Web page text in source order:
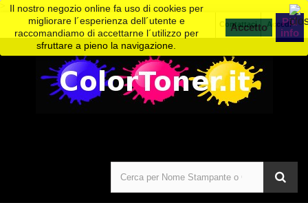
Accedi
Contattaci
Il nostro negozio online fa uso di cookies per
migliorare l´esperienza dell´utente e
raccomandiamo di accettarne l´utilizzo per
sfruttare a pieno la navigazione.
Piú
info